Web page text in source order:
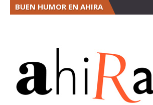
BUEN HUMOR EN AHIRA